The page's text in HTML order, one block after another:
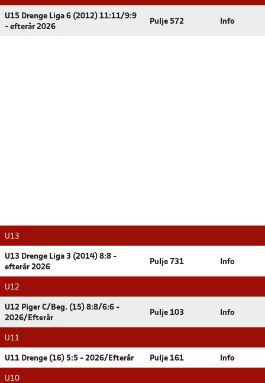
U15 Drenge Liga 6 (2012) 11:11/9:9
- efterår 2026
Pulje 572 Info
U13
U13 Drenge Liga 3 (2014) 8:8 -
efterår 2026
Pulje 731 Info
U12
U12 Piger C/Beg. (15) 8:8/6:6 -
2026/Efterår
Pulje 103 Info
U11
U11 Drenge (16) 5:5 - 2026/Efterår Pulje 161 Info
U10